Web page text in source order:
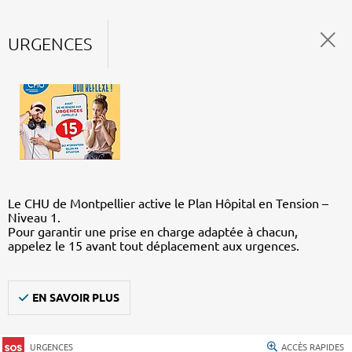
URGENCES
Le CHU de Montpellier active le Plan Hôpital en Tension –
Niveau 1.
Pour garantir une prise en charge adaptée à chacun,
appelez le 15 avant tout déplacement aux urgences.
EN SAVOIR PLUS
URGENCES ACCÈS RAPIDES